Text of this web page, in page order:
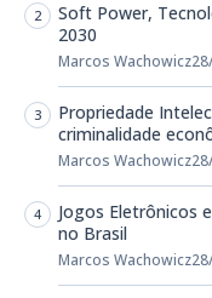
Soft Power,
2030
Marcos Wachowicz
Propriedade
criminalidade
Marcos Wachowicz
Jogos Eletrônicos
no Brasil
Marcos Wachowicz